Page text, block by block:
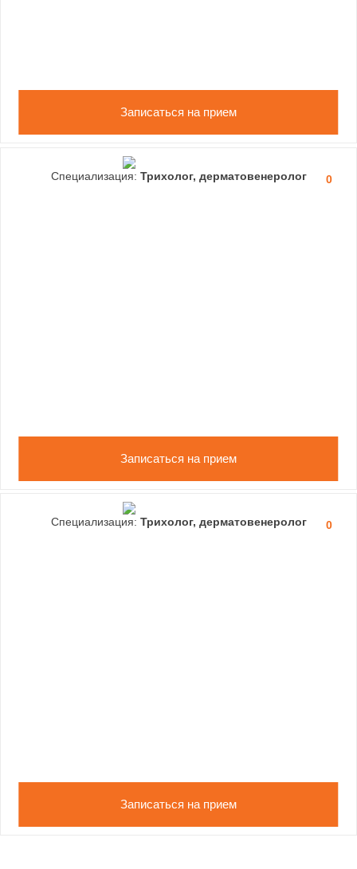
Записаться на прием
0
Специализация: Трихолог, дерматовенеролог
Записаться на прием
0
Специализация: Трихолог, дерматовенеролог
Записаться на прием